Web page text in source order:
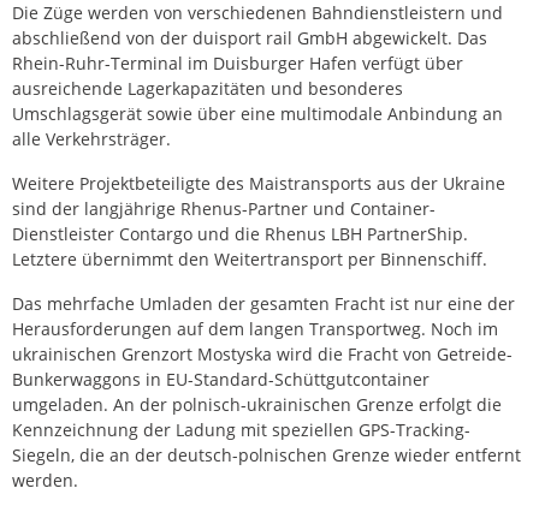
Die Züge werden von verschiedenen Bahndienstleistern und
abschließend von der duisport rail GmbH abgewickelt. Das
Rhein-Ruhr-Terminal im Duisburger Hafen verfügt über
ausreichende Lagerkapazitäten und besonderes
Umschlagsgerät sowie über eine multimodale Anbindung an
alle Verkehrsträger.
Weitere Projektbeteiligte des Maistransports aus der Ukraine
sind der langjährige Rhenus-Partner und Container-
Dienstleister Contargo und die Rhenus LBH PartnerShip.
Letztere übernimmt den Weitertransport per Binnenschiff.
Das mehrfache Umladen der gesamten Fracht ist nur eine der
Herausforderungen auf dem langen Transportweg. Noch im
ukrainischen Grenzort Mostyska wird die Fracht von Getreide-
Bunkerwaggons in EU-Standard-Schüttgutcontainer
umgeladen. An der polnisch-ukrainischen Grenze erfolgt die
Kennzeichnung der Ladung mit speziellen GPS-Tracking-
Siegeln, die an der deutsch-polnischen Grenze wieder entfernt
werden.